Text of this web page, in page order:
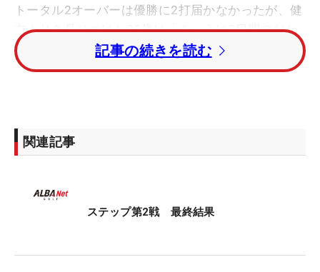
トータル2オーバーは優勝に2打届かなかったが、健
在ぶりを見せつけた36歳は「きょうは3日間のなか
でも、すごくよかった。これからの自信にもなる」
と満足そうに話した。
合格し、13年「Tポイントレディス」でツアー初優
勝を果たした。19年に男子プロの谷口拓也と結婚。
月に第一子の長女を出産して22年にツアー復帰。23
年には2度目の産休・育休に入り、昨年5月に第二子
記事の続きを読む
関連記事
ステップ第2戦 最終結果